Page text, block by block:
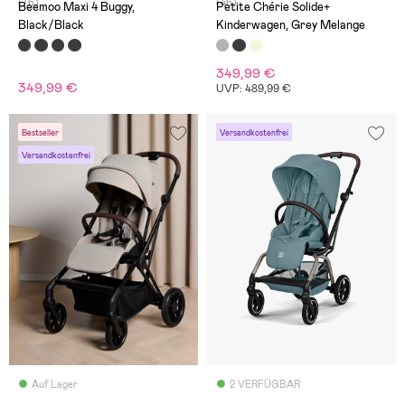
(76)
Beemoo Maxi 4 Buggy,
Black/Black
349,99 €
(46)
Petite Chérie Solide+
Kinderwagen, Grey Melange
349,99 €
UVP: 489,99 €
Bestseller
Versandkostenfrei
Auf Lager
Versandkostenfrei
2 VERFÜGBAR